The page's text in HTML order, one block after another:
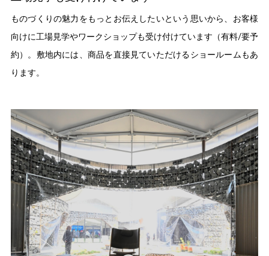
ものづくりの魅力をもっとお伝えしたいという思いから、お客様
向けに工場見学やワークショップも受け付けています（有料/要予
約）。敷地内には、商品を直接見ていただけるショールームもあ
ります。